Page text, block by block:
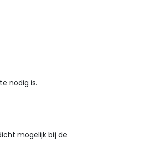
nodig is.
mogelijk bij de